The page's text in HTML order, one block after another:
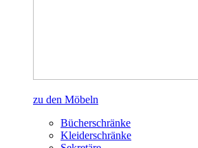
zu den Möbeln
Bücherschränke
Kleiderschränke